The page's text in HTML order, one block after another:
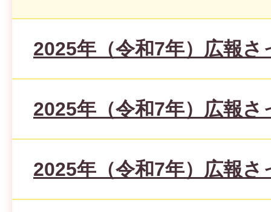
2025年（令和7年）広報さ
2025年（令和7年）広報さ
2025年（令和7年）広報さ